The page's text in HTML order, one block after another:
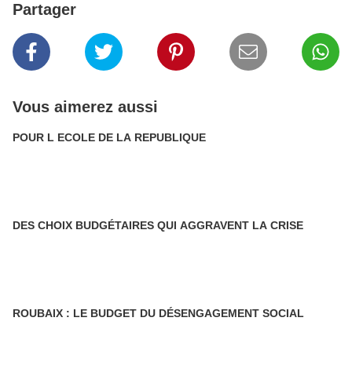
Partager
Vous aimerez aussi
POUR L ECOLE DE LA REPUBLIQUE
DES CHOIX BUDGÉTAIRES QUI AGGRAVENT LA CRISE
ROUBAIX : LE BUDGET DU DÉSENGAGEMENT SOCIAL